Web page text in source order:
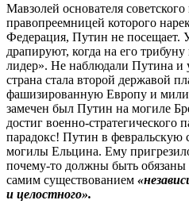
Мавзолей основателя советского
правопреемницей которого
Федерация, Путин не посещает.
драпируют, когда на его
лидер». Не наблюдали Путина и
страна стала второй державой
фашизированную Европу и
замечен был Путин на могиле
достиг военно-
парадокс! Путин в февральскую
могилы Ельцина. Ему
почему-то должны быть
самим существованием
и целостного».